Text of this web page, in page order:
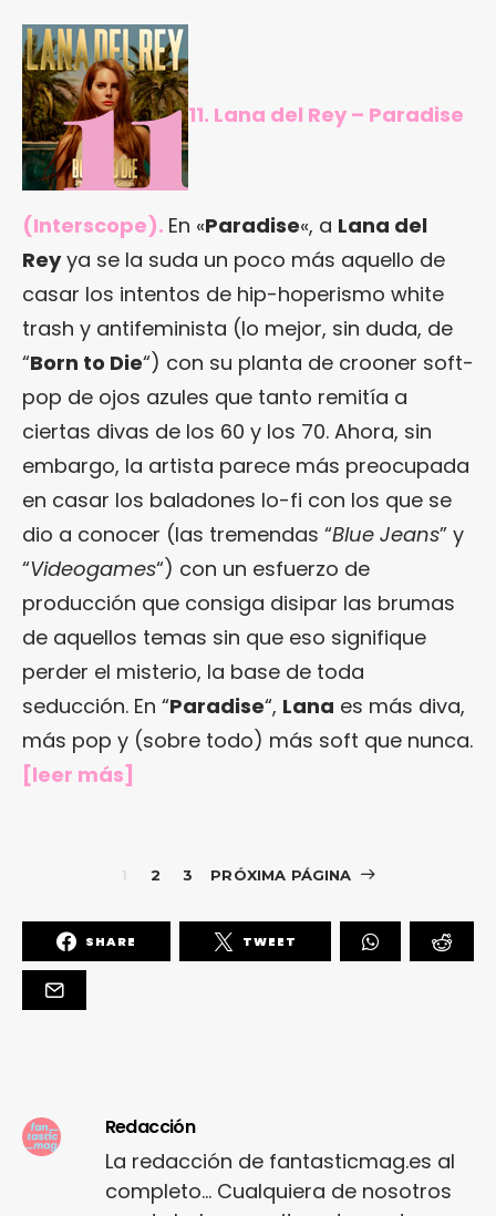
11. Lana del Rey – Paradise
(Interscope). En «Paradise«, a Lana del
Reyya se la suda un poco más aquello de
casar los intentos de hip-hoperismo white
trash y antifeminista (lo mejor, sin duda, de
“Born to Die“) con su planta de crooner soft-
pop de ojos azules que tanto remitía a
ciertas divas de los 60 y los 70. Ahora, sin
embargo, la artista parece más preocupada
en casar los baladones lo-fi con los que se
dio a conocer (las tremendas “Blue Jeans” y
“Videogames“) con un esfuerzo de
producción que consiga disipar las brumas
de aquellos temas sin que eso signifique
perder el misterio, la base de toda
seducción. En “Paradise“, Lana es más diva,
más pop y (sobre todo) más soft que nunca.
[leer más]
1 2 3 PRÓXIMA PÁGINA
SHARE TWEET
Redacción
La redacción de fantasticmag.es al
completo... Cualquiera de nosotros